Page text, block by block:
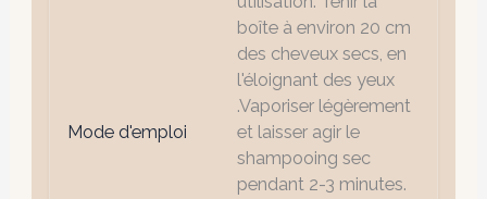
Mode d'emploi
boîte à environ 20 cm
des cheveux secs, en
l'éloignant des yeux
.Vaporiser légèrement
et laisser agir le
shampooing sec
pendant 2-3 minutes.